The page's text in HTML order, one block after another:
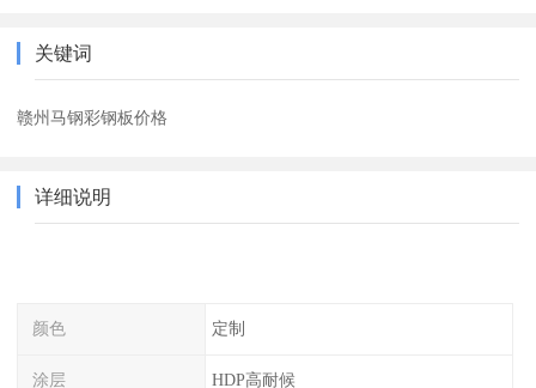
关键词
赣州马钢彩钢板价格
详细说明
颜色 定制
涂层 HDP高耐候